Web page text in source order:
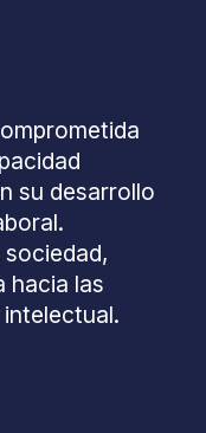
su desarrollo
hacia las